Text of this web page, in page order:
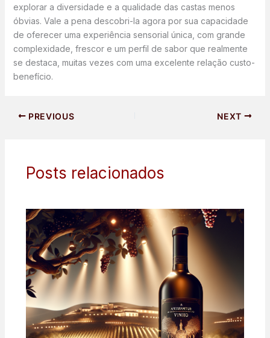
explorar a diversidade e a qualidade das castas menos
óbvias. Vale a pena descobri-la agora por sua capacidade
de oferecer uma experiência sensorial única, com grande
complexidade, frescor e um perfil de sabor que realmente
se destaca, muitas vezes com uma excelente relação custo-
benefício.
PREVIOUS NEXT
Posts relacionados